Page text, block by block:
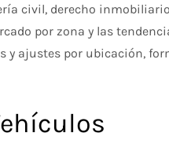
civil, derecho
por zona y las
y ajustes por ubicación,